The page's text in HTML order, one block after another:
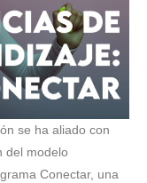
se ha aliado con
del modelo
Conectar, una